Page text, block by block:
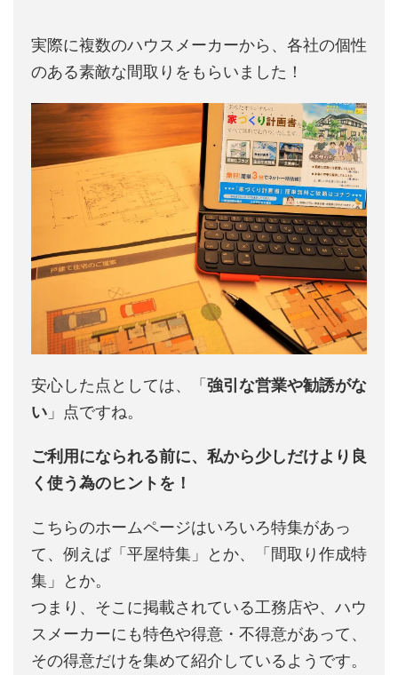
実際に複数のハウスメーカーから、各社の個性
のある素敵な間取りをもらいました！
安心した点としては、「 強引な営業や勧誘がな
い 」点ですね。
ご利用になられる前に、私から少しだけより良
く使う為のヒントを！
こちらのホームページはいろいろ特集があっ
て、例えば「平屋特集」とか、「間取り作成特
集」とか。
つまり、そこに掲載されている工務店や、ハウ
スメーカーにも特色や得意・不得意があって、
その得意だけを集めて紹介しているようです。